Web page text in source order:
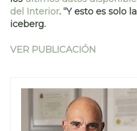
del Interior. “Y esto es solo
iceberg.
VER PUBLICACIÓN